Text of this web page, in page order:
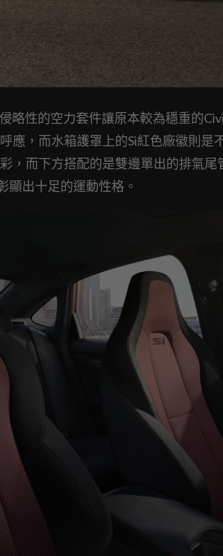
略性的空力套件讓原本較為穩重的
應，而水箱護罩上的Si紅色廠徽則是
，而下方搭配的是雙邊單出的排氣
顯出十足的運動性格。